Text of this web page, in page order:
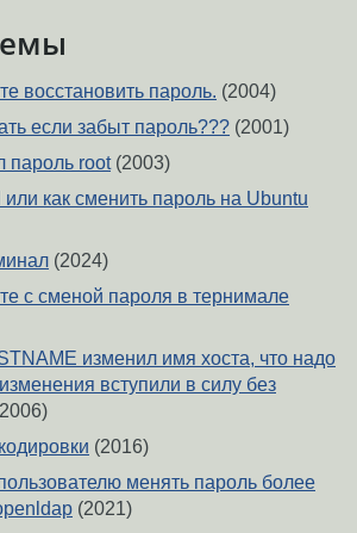
восстановить пароль. (2004)
если забыт пароль??? (2001)
пароль root(2003)
или как сменить пароль на Ubuntu
(2024)
с сменой пароля в тернимале
изменил имя хоста, что надо
вступили в силу без
(2016)
менять пароль более
(2021)